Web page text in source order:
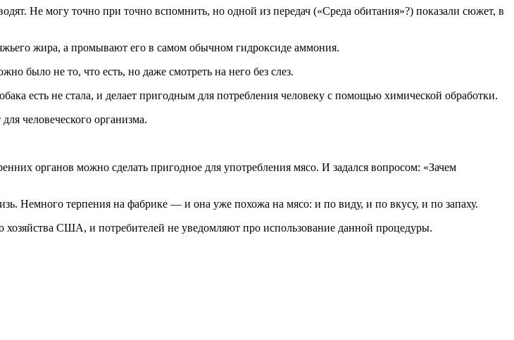
Не могу точно при точно вспомнить, но одной из передач («Среда обитания»?) показали сюжет, в
жира, а промывают его в самом обычном гидроксиде аммония.
было не то, что есть, но даже смотреть на него без слез.
есть не стала, и делает пригодным для потребления человеку с помощью химической обработки.
человеческого организма.
органов можно сделать пригодное для употребления мясо. И задался вопросом: «Зачем
Немного терпения на фабрике — и она уже похожа на мясо: и по виду, и по вкусу, и по запаху.
США, и потребителей не уведомляют про использование данной процедуры.